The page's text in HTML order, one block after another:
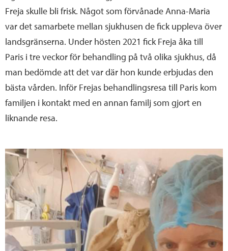
Freja skulle bli frisk. Något som förvånade Anna-Maria
var det samarbete mellan sjukhusen de fick uppleva över
landsgränserna. Under hösten 2021 fick Freja åka till
Paris i tre veckor för behandling på två olika sjukhus, då
man bedömde att det var där hon kunde erbjudas den
bästa vården. Inför Frejas behandlingsresa till Paris kom
familjen i kontakt med en annan familj som gjort en
liknande resa.